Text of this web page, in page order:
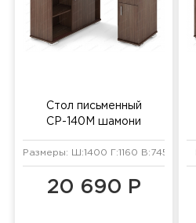
Стол письменный
СР-140М шамони
Размеры: Ш:1400 Г:1160 В:745 мм
20 690 Р